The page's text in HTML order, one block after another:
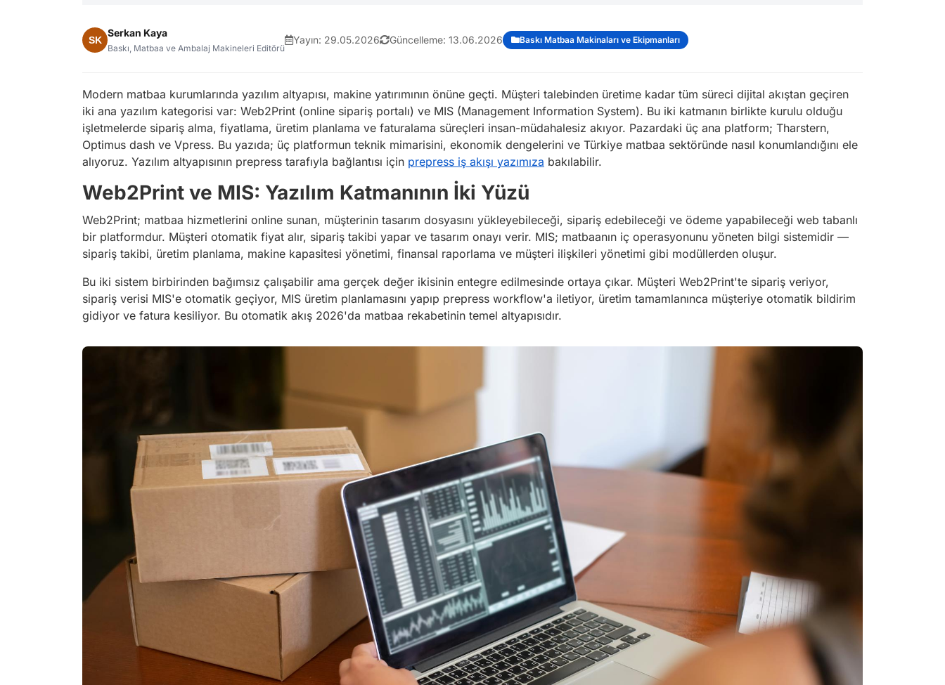
Serkan Kaya
Baskı, Matbaa ve Ambalaj Makineleri Editörü
Yayın: 29.05.2026 Güncelleme: 13.06.2026 Baskı Matbaa Makinaları ve Ekipmanları
Modern matbaa kurumlarında yazılım altyapısı, makine yatırımının önüne geçti. Müşteri talebinden üretime kadar tüm süreci dijital akıştan geçiren
iki ana yazılım kategorisi var: Web2Print (online sipariş portalı) ve MIS (Management Information System). Bu iki katmanın birlikte kurulu olduğu
işletmelerde sipariş alma, fiyatlama, üretim planlama ve faturalama süreçleri insan-müdahalesiz akıyor. Pazardaki üç ana platform; Tharstern,
Optimus dash ve Vpress. Bu yazıda; üç platformun teknik mimarisini, ekonomik dengelerini ve Türkiye matbaa sektöründe nasıl konumlandığını ele
alıyoruz. Yazılım altyapısının prepress tarafıyla bağlantısı için prepress iş akışı yazımıza bakılabilir.
Web2Print ve MIS: Yazılım Katmanının İki Yüzü
Web2Print; matbaa hizmetlerini online sunan, müşterinin tasarım dosyasını yükleyebileceği, sipariş edebileceği ve ödeme yapabileceği web tabanlı
bir platformdur. Müşteri otomatik fiyat alır, sipariş takibi yapar ve tasarım onayı verir. MIS; matbaanın iç operasyonunu yöneten bilgi sistemidir —
sipariş takibi, üretim planlama, makine kapasitesi yönetimi, finansal raporlama ve müşteri ilişkileri yönetimi gibi modüllerden oluşur.
Bu iki sistem birbirinden bağımsız çalışabilir ama gerçek değer ikisinin entegre edilmesinde ortaya çıkar. Müşteri Web2Print'te sipariş veriyor,
sipariş verisi MIS'e otomatik geçiyor, MIS üretim planlamasını yapıp prepress workflow'a iletiyor, üretim tamamlanınca müşteriye otomatik bildirim
gidiyor ve fatura kesiliyor. Bu otomatik akış 2026'da matbaa rekabetinin temel altyapısıdır.